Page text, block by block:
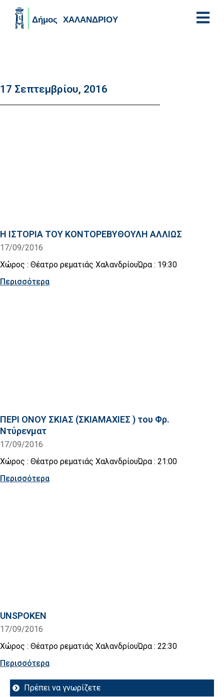
17 Σεπτεμβρίου, 2016
Η ΙΣΤΟΡΙΑ ΤΟΥ ΚΟΝΤΟΡΕΒΥΘΟΥΛΗ ΑΛΛΙΩΣ
17/09/2016
Χώρος : Θέατρο ρεματιάς ΧαλανδρίουΏρα : 19:30
Περισσότερα
ΠΕΡΙ ΟΝΟΥ ΣΚΙΑΣ (ΣΚΙΑΜΑΧΙΕΣ ) του Φρ.
Ντύρενματ
17/09/2016
Χώρος : Θέατρο ρεματιάς ΧαλανδρίουΏρα : 21:00
Περισσότερα
UNSPOKEN
17/09/2016
Χώρος : Θέατρο ρεματιάς ΧαλανδρίουΏρα : 22:30
Περισσότερα
Πρέπει να γνωρίζετε